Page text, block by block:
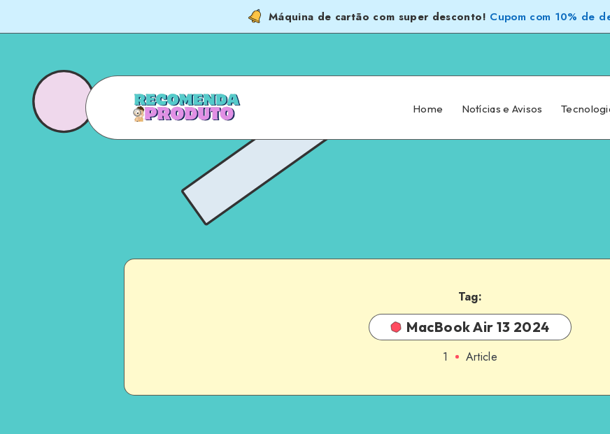
Máquina de cartão com super desconto! Cupom com 10% de
Home Notícias e Avisos
Tag:
MacBook Air 13 2024
1 Article